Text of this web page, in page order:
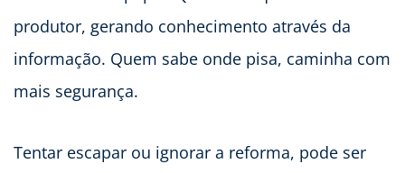
produtor, gerando conhecimento através da
informação. Quem sabe onde pisa, caminha com
mais segurança.
Tentar escapar ou ignorar a reforma, pode ser